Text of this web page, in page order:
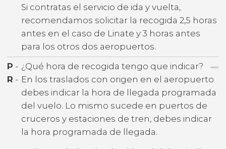
Si contratas el servicio de ida y vuelta,
recomendamos solicitar la recogida 2,5 horas
antes en el caso de Linate y 3 horas antes
para los otros dos aeropuertos.
P - ¿Qué hora de recogida tengo que indicar?
R - En los traslados con origen en el aeropuerto
debes indicar la hora de llegada programada
del vuelo. Lo mismo sucede en puertos de
cruceros y estaciones de tren, debes indicar
la hora programada de llegada.